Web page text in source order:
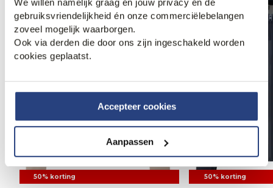
gebruiksvriendelijkheid én onze commerciëlebelangen
zoveel mogelijk waarborgen.
Ook via derden die door ons zijn ingeschakeld worden
cookies geplaatst.
Accepteer cookies
Aanpassen
50% korting 50% korting